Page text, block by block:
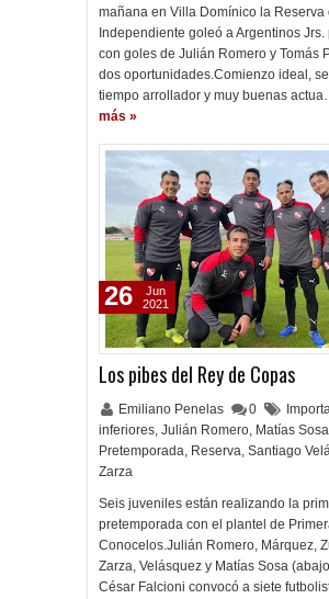
mañana en Villa Domínico la Reserva
Independiente goleó a Argentinos Jrs.
con goles de Julián Romero y Tomás
dos oportunidades.Comienzo ideal,
tiempo arrollador y muy buenas
más »
Los pibes del Rey de Copas
Emiliano Penelas 0
inferiores, Julián Romero, Matías Sosa
Pretemporada, Reserva, Santiago
Zarza
Seis juveniles están realizando la
pretemporada con el plantel de
Conocelos.Julián Romero, Márquez,
Zarza, Velásquez y Matías Sosa
César Falcioni convocó a siete
26
Jun
2021